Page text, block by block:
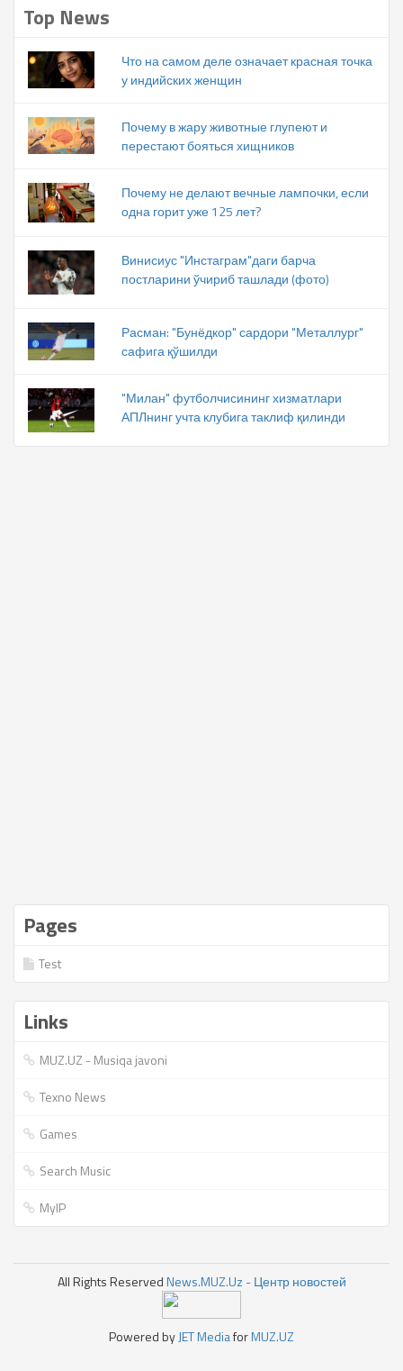
Top News
Что на самом деле означает красная точка
у индийских женщин
Почему в жару животные глупеют и
перестают бояться хищников
Почему не делают вечные лампочки, если
одна горит уже 125 лет?
Винисиус "Инстаграм"даги барча
постларини ўчириб ташлади (фото)
Расман: "Бунёдкор" сардори "Металлург"
сафига қўшилди
"Милан" футболчисининг хизматлари
АПЛнинг учта клубига таклиф қилинди
Pages
Test
Links
MUZ.UZ - Musiqa javoni
Texno News
Games
Search Music
MyIP
All Rights ReservedNews.MUZ.Uz - Центр новостей
Powered byJET MediaforMUZ.UZ